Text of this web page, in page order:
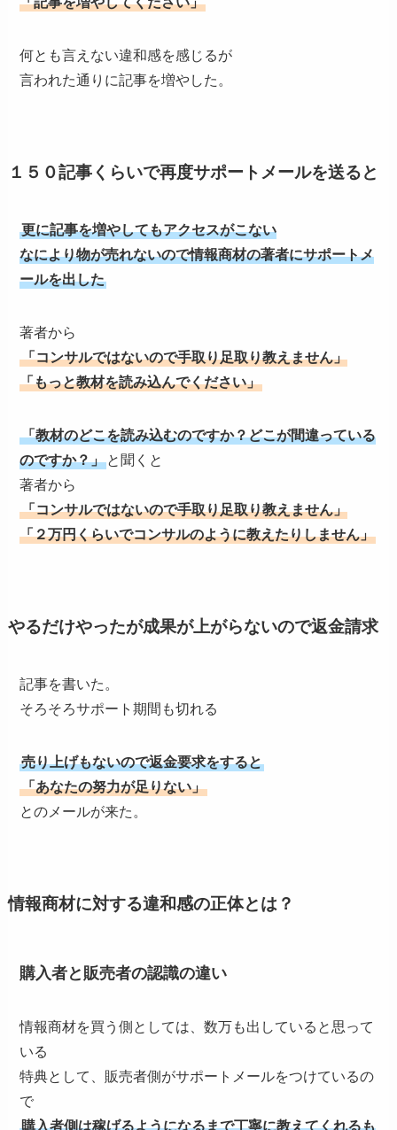
何とも言えない違和感を感じるが
言われた通りに記事を増やした。
１５０記事くらいで再度サポートメールを送ると
更に記事を増やしてもアクセスがこない
なにより物が売れないので情報商材の著者にサポートメ
ールを出した
著者から
「コンサルではないので手取り足取り教えません」
「もっと教材を読み込んでください」
「教材のどこを読み込むのですか？どこが間違っている
のですか？」 と聞くと
著者から
「コンサルではないので手取り足取り教えません」
「２万円くらいでコンサルのように教えたりしません」
やるだけやったが成果が上がらないので返金請求
記事を書いた。
そろそろサポート期間も切れる
売り上げもないので返金要求をすると
「あなたの努力が足りない」
とのメールが来た。
情報商材に対する違和感の正体とは？
購入者と販売者の認識の違い
情報商材を買う側としては、数万も出していると思って
いる
特典として、販売者側がサポートメールをつけているの
で
購入者側は稼げるようになるまで丁寧に教えてくれるも